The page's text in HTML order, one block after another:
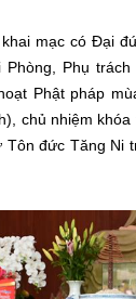
mạc có Đại
Phụ
Phật pháp
chủ nhiệm
Tôn đức Tăng Ni